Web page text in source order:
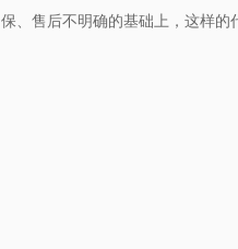
保、售后不明确的基础上，这样的